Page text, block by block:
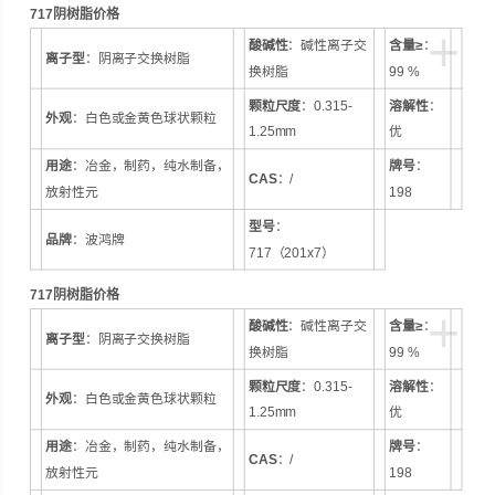
717阴树脂价格
+
离子型 ：阴离子交换树脂
酸碱性：碱性离子交
换树脂
含量≥：
99 %
外观：白色或金黄色球状颗粒
颗粒尺度：0.315-
1.25mm
溶解性：
优
用途：冶金，制药，纯水制备，
放射性元
CAS：/
牌号：
198
品牌：波鸿牌
型号：
717（201x7）
717阴树脂价格
+
离子型 ：阴离子交换树脂
酸碱性：碱性离子交
换树脂
含量≥：
99 %
外观：白色或金黄色球状颗粒
颗粒尺度：0.315-
1.25mm
溶解性：
优
用途：冶金，制药，纯水制备，
放射性元
CAS：/
牌号：
198